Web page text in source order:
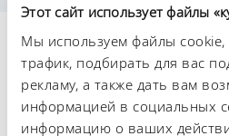
Этот сайт использует файлы
Мы используем файлы
трафик, подбирать для вас
рекламу, а также дать вам
информацией в социальных
информацию о ваших
Технические
DIN 12876)